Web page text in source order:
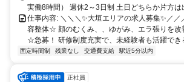
実働8時間） 週休2～3日制 土日どちらか片方は
仕事内容: ＼＼＼✨大垣エリアの求人募集✨／
容整体☆ 顔のむくみ、、ゆがみ、エラ張りを
☆急募！ 研修制度充実で、未経験者も活躍で
固定時間制 残業なし 交通費支給 駅近5分以内
正社員